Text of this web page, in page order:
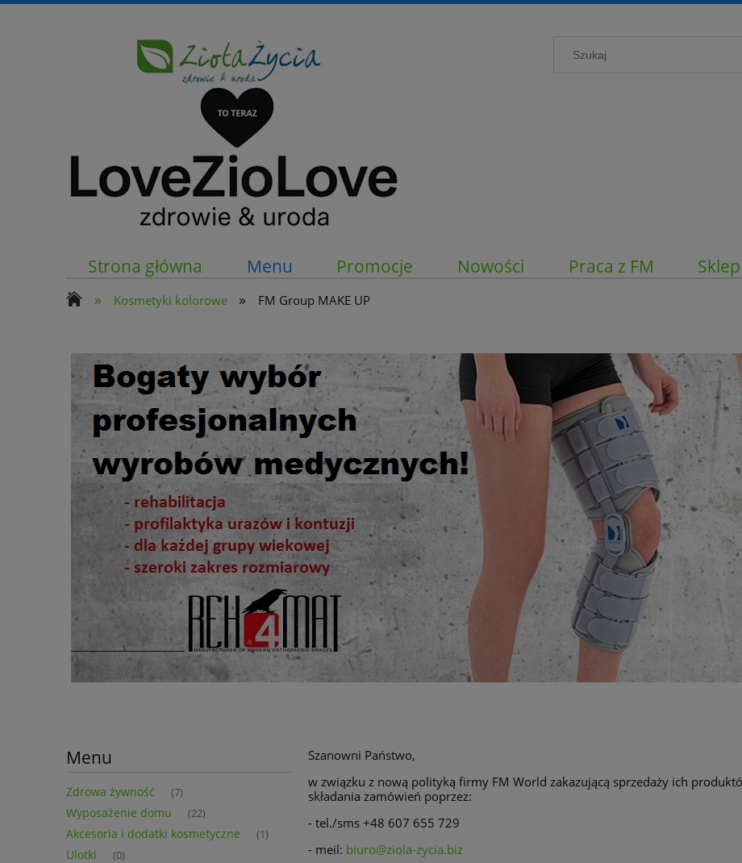
Strona główna Menu Promocje Nowości Praca z FM
Kontakt z nami
» Kosmetyki kolorowe » FM Group MAKE UP
Menu
Zdrowa żywność (7)
Wyposażenie domu (22)
Akcesoria i dodatki kosmetyczne (1)
Ulotki (0)
Szanowni Państwo,
w związku z nową polityką firmy FM World zakazującą sprzedaży ich
składania zamówień poprzez:
- tel./sms +48 607 655 729
- meil: biuro@ziola-zycia.biz